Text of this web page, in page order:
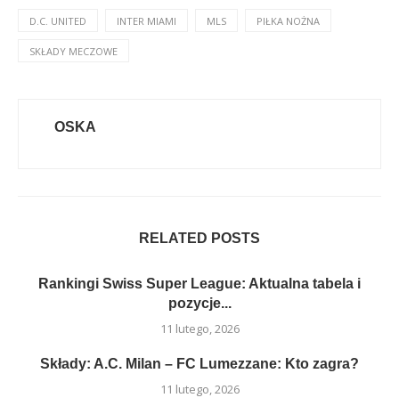
D.C. UNITED INTER MIAMI MLS PIŁKA NOŻNA
SKŁADY MECZOWE
OSKA
RELATED POSTS
Rankingi Swiss Super League: Aktualna tabela i
pozycje...
11 lutego, 2026
Składy: A.C. Milan – FC Lumezzane: Kto zagra?
11 lutego, 2026